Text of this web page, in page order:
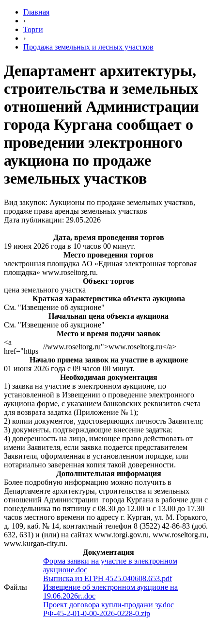
Главная
›
Торги
›
Продажа земельных и лесных участков
Департамент архитектуры,
строительства и земельных
отношений Администрации
города Кургана сообщает о
проведении электронного
аукциона по продаже
земельных участков
Вид закупок: Аукционы по продаже земельных участков,
продаже права аренды земельных участков
Дата публикации: 29.05.2026
Дата, время проведения торгов
19 июня 2026 года в 10 часов 00 минут.
Место проведения торгов
электронная площадка АО «Единая электронная торговая
площадка» www.roseltorg.ru.
Объект торгов
цена земельного участка
Краткая характеристика объекта аукциона
См. "Извещение об аукционе"
Начальная цена объекта аукциона
См. "Извещение об аукционе"
Место и время подачи заявок
<a
href="https
//www.roseltorg.ru">www.roseltorg.ru</a>
Начало приема заявок на участие в аукционе
01 июня 2026 года с 09 часов 00 минут.
Необходимая документация
1) заявка на участие в электронном аукционе, по
установленной в Извещении о проведение электронного
аукциона форме, с указанием банковских реквизитов счета
для возврата задатка (Приложение № 1);
2) копии документов, удостоверяющих личность Заявителя;
3) документы, подтверждающие внесение задатка;
4) доверенность на лицо, имеющее право действовать от
имени Заявителя, если заявка подается представителем
Заявителя, оформленная в установленном порядке, или
нотариально заверенная копия такой доверенности.
Дополнительная информация
Более подробную информацию можно получить в
Департаменте архитектуры, строительства и земельных
отношений Администрации города Кургана в рабочие дни с
понедельника по пятницу с 08.30 до 12.00 и с 13.00 до 17.30
часов местного времени по адресу г. Курган, ул. М. Горького,
д. 109, каб. № 14, контактный телефон 8 (3522) 42-86-83 (доб.
632, 631) и (или) на сайтах www.torgi.gov.ru, www.roseltorg.ru,
www.kurgan-city.ru.
Документация
Файлы
Форма заявки на участие в электронном
аукционе.doc
Выписка из ЕГРН 4525.040608.653.pdf
Извещение об электронном аукционе на
19.06.2026г..doc
Проект договора купли-продажи зу.doc
РФ-45-2-01-0-00-2026-0228-0.zip